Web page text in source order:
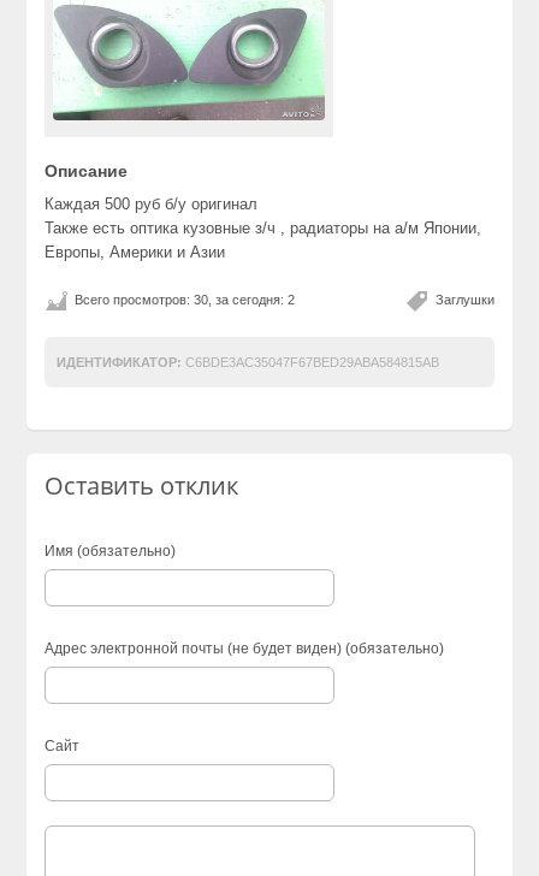
Описание
Каждая 500 руб б/у оригинал
Также есть оптика кузовные з/ч , радиаторы на а/м Японии,
Европы, Америки и Азии
Заглушки
Всего просмотров: 30, за сегодня: 2
ИДЕНТИФИКАТОР: C6BDE3AC35047F67BED29ABA584815AB
Оставить отклик
Имя (обязательно)
Адрес электронной почты (не будет виден) (обязательно)
Сайт